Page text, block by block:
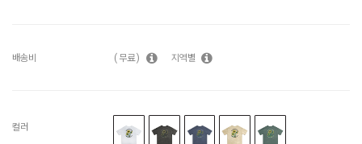
배송비 (무료) 지역별
컬러